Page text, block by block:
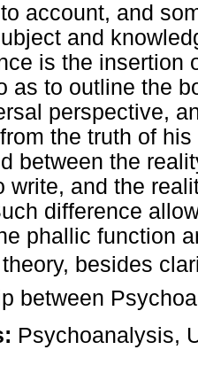
account, and
and
is the insertion
as to outline the
perspective,
the truth of
between the
write, and the
difference
phallic function
theory, besides
between
Psychoanalysis,